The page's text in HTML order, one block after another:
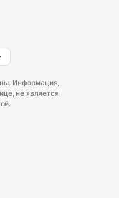
Информация,
не является